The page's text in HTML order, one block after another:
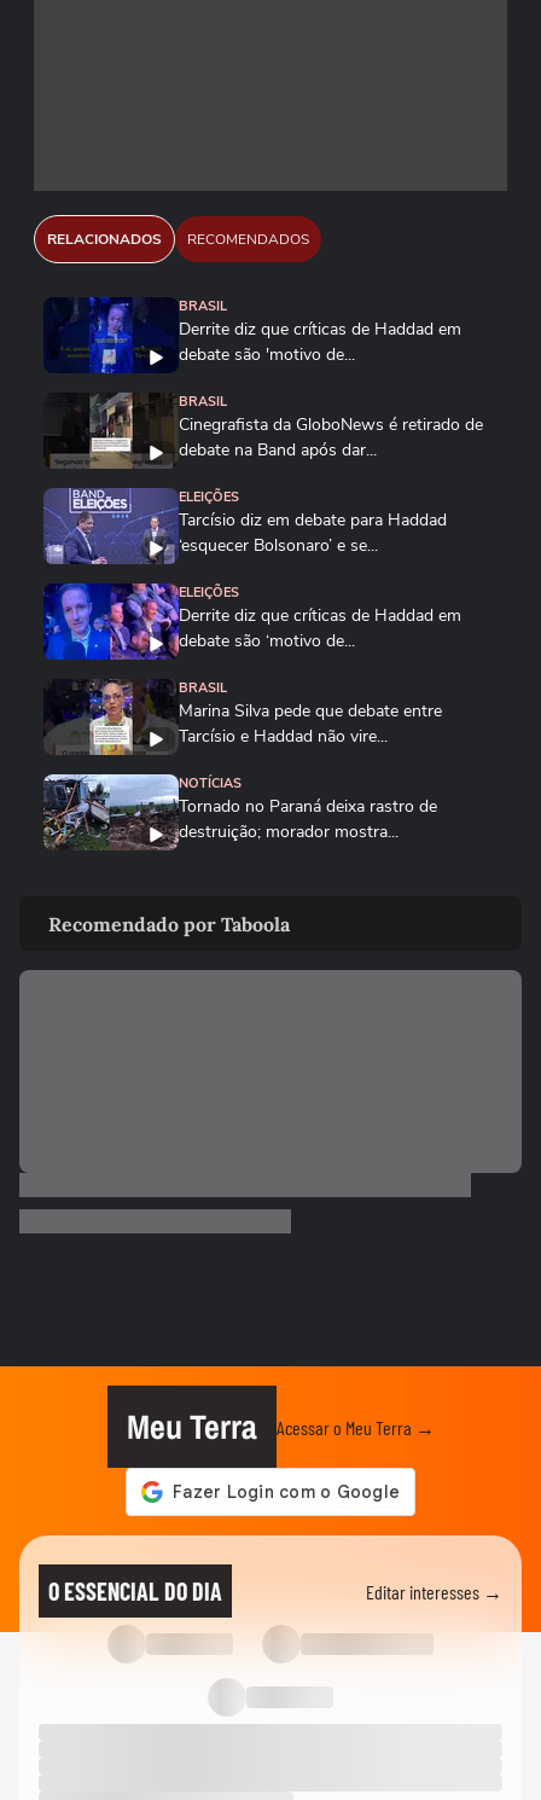
RELACIONADOS RECOMENDADOS
BRASIL
Derrite diz que críticas de Haddad em
debate são 'motivo de...
BRASIL
Cinegrafista da GloboNews é retirado de
debate na Band após dar...
ELEIÇÕES
Tarcísio diz em debate para Haddad
‘esquecer Bolsonaro’ e se...
ELEIÇÕES
Derrite diz que críticas de Haddad em
debate são ‘motivo de...
BRASIL
Marina Silva pede que debate entre
Tarcísio e Haddad não vire...
NOTÍCIAS
Tornado no Paraná deixa rastro de
destruição; morador mostra...
cobertura de debate na...
ELEIÇÕES
destruição no Paraná; veja...
Tornado assusta moradores e causa
destruição no Paraná; veja...
Menino de 11 anos que perdeu a perna
em ataque de tubarão dá...
Menino de 11 anos que perdeu a perna
em ataque de tubarão dá...
Recomendado por Taboola
Meu Terra Acessar o Meu Terra →
O ESSENCIAL DO DIA Editar interesses →